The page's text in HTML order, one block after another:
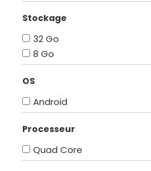
Stockage
32 Go
8 Go
OS
Android
Processeur
Quad Core